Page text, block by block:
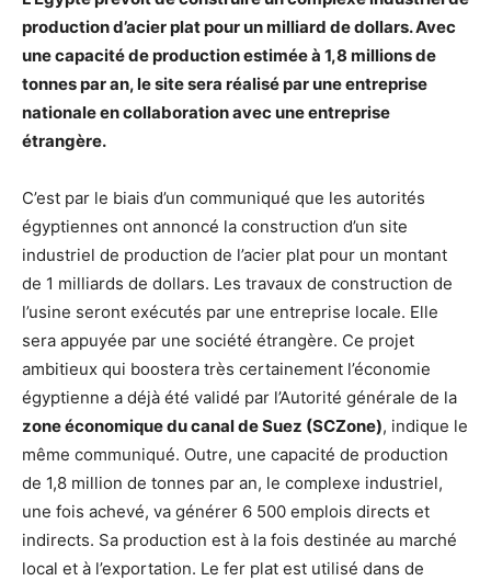
production d’acier plat pour un milliard de dollars. Avec
une capacité de production estimée à 1,8 millions de
tonnes par an, le site sera réalisé par une entreprise
nationale en collaboration avec une entreprise
étrangère.
C’est par le biais d’un communiqué que les autorités
égyptiennes ont annoncé la construction d’un site
industriel de production de l’acier plat pour un montant
de 1 milliards de dollars. Les travaux de construction de
l’usine seront exécutés par une entreprise locale. Elle
sera appuyée par une société étrangère. Ce projet
ambitieux qui boostera très certainement l’économie
égyptienne a déjà été validé par l’Autorité générale de la
zone économique du canal de Suez (SCZone), indique le
même communiqué. Outre, une capacité de production
de 1,8 million de tonnes par an, le complexe industriel,
une fois achevé, va générer 6 500 emplois directs et
indirects. Sa production est à la fois destinée au marché
local et à l’exportation. Le fer plat est utilisé dans de